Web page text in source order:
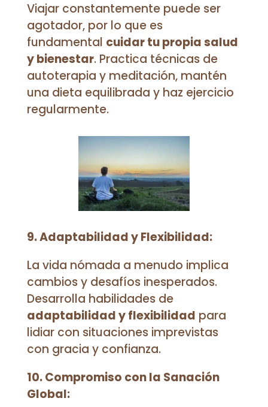
Viajar constantemente puede ser
agotador, por lo que es
fundamental cuidar tu propia salud
y bienestar. Practica técnicas de
autoterapia y meditación, mantén
una dieta equilibrada y haz ejercicio
regularmente.
9. Adaptabilidad y Flexibilidad:
La vida nómada a menudo implica
cambios y desafíos inesperados.
Desarrolla habilidades de
adaptabilidad y flexibilidad para
lidiar con situaciones imprevistas
con gracia y confianza.
10. Compromiso con la Sanación
Global: